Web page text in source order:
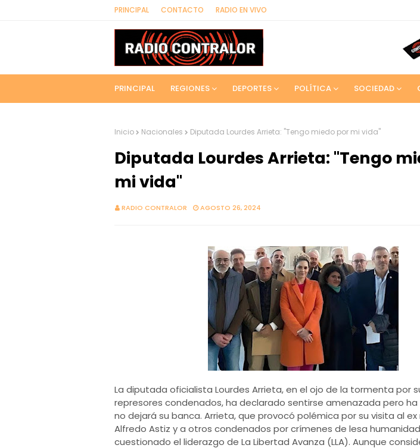
PRINCIPAL CONTACTO RADIO EN VIVO
PRINCIPAL REGIONES DEPORTES POLÍTICA SOCIEDAD
Inicio Nacionales Diputada Lourdes Arrieta: "Tengo miedo por mi vida"
Diputada Lourdes Arrieta: "Tengo
mi vida"
RADIO CONTRALOR AGOSTO 26, 2024
La diputada oficialista Lourdes Arrieta, en el ojo de la tormenta por
represores condenados, ha declarado sentirse amenazada pero
no dejará su banca. Arrieta, que provocó polémica por su visita al ex
Alfredo Astiz y a otros condenados por crímenes de lesa
cuestionado el liderazgo de La Libertad Avanza (LLA). Aunque